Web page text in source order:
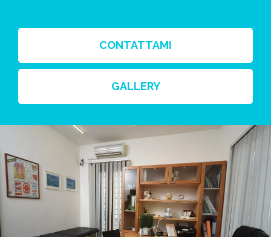
CONTATTAMI
GALLERY